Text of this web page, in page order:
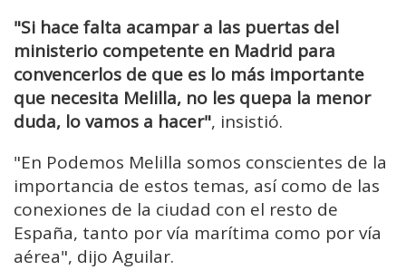
"Si hace falta acampar a las puertas del
ministerio competente en Madrid para
convencerlos de que es lo más importante
que necesita Melilla, no les quepa la menor
duda, lo vamos a hacer", insistió.
"En Podemos Melilla somos conscientes de la
importancia de estos temas, así como de las
conexiones de la ciudad con el resto de
España, tanto por vía marítima como por vía
aérea", dijo Aguilar.